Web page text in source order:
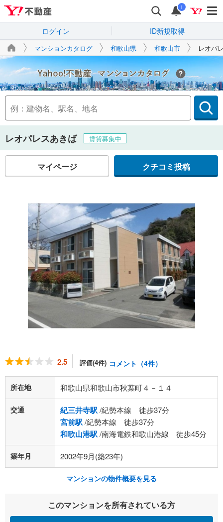
i
ログイン ID新規取得
マンションカタログ 和歌山県 和歌山市 レオパ
Yahoo!不動産
レオパレスあきば 賃貸募集中
マイページ クチコミ投稿
2.5 評価(4件) コメント（4件）
所在地 和歌山県和歌山市秋葉町４－１４
交通 紀三井寺駅/紀勢本線 徒歩37分
宮前駅/紀勢本線 徒歩37分
和歌山港駅/南海電鉄和歌山港線 徒歩45分
築年月 2002年9月(築23年)
マンションの物件概要を見る
このマンションを所有されている方